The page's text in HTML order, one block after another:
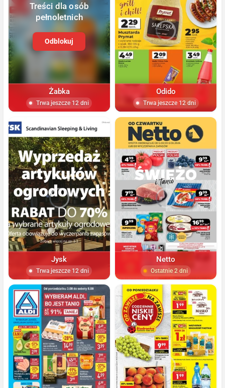
Treści dla osób
pełnoletnich
Odblokuj
Żabka
Trwa jeszcze 12 dni
Odido
Trwa jeszcze 12 dni
Jysk
Trwa jeszcze 12 dni
Netto
Ostatnie 2 dni